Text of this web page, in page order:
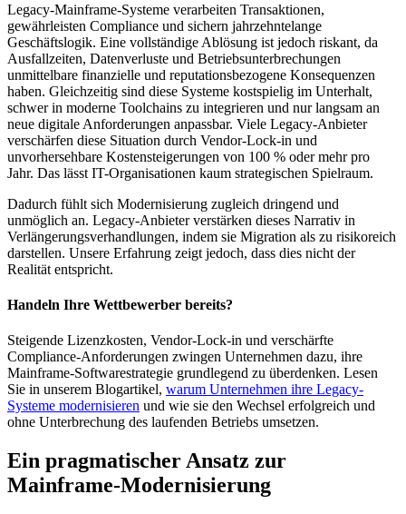
Legacy-Mainframe-Systeme verarbeiten Transaktionen,
gewährleisten Compliance und sichern jahrzehntelange
Geschäftslogik. Eine vollständige Ablösung ist jedoch riskant, da
Ausfallzeiten, Datenverluste und Betriebsunterbrechungen
unmittelbare finanzielle und reputationsbezogene Konsequenzen
haben. Gleichzeitig sind diese Systeme kostspielig im Unterhalt,
schwer in moderne Toolchains zu integrieren und nur langsam an
neue digitale Anforderungen anpassbar. Viele Legacy-Anbieter
verschärfen diese Situation durch Vendor-Lock-in und
unvorhersehbare Kostensteigerungen von 100 % oder mehr pro
Jahr. Das lässt IT-Organisationen kaum strategischen Spielraum.
Dadurch fühlt sich Modernisierung zugleich dringend und
unmöglich an. Legacy-Anbieter verstärken dieses Narrativ in
Verlängerungsverhandlungen, indem sie Migration als zu risikoreich
darstellen. Unsere Erfahrung zeigt jedoch, dass dies nicht der
Realität entspricht.
Handeln Ihre Wettbewerber bereits?
Steigende Lizenzkosten, Vendor-Lock-in und verschärfte
Compliance-Anforderungen zwingen Unternehmen dazu, ihre
Mainframe-Softwarestrategie grundlegend zu überdenken. Lesen
Sie in unserem Blogartikel, warum Unternehmen ihre Legacy-
Systeme modernisieren und wie sie den Wechsel erfolgreich und
ohne Unterbrechung des laufenden Betriebs umsetzen.
Ein pragmatischer Ansatz zur
Mainframe-Modernisierung